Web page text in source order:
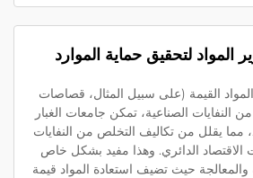
لتحقيق حماية الموارد
(على سبيل المثال، قصاصات
الصناعية، تمكن جامعات الغبار
من تكاليف التخلص من النفايات
الدائري. وهذا مفيد بشكل خاص
حيث تضيف استعادة المواد قيمة